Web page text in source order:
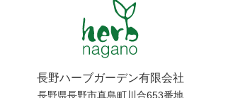
長野ハーブガーデン有限会社
長野県長野市真島町川合653番地